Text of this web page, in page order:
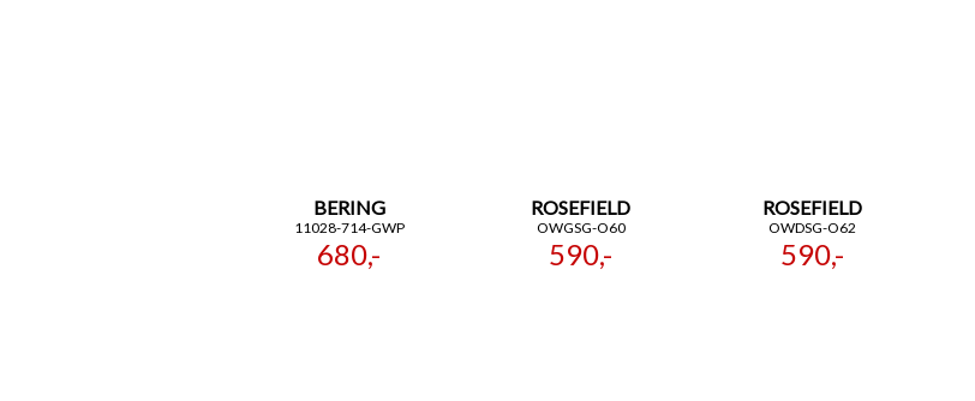
BERING
11028-714-GWP
680,-
ROSEFIELD
OWGSG-O60
590,-
ROSEFIELD
OWDSG-O62
590,-